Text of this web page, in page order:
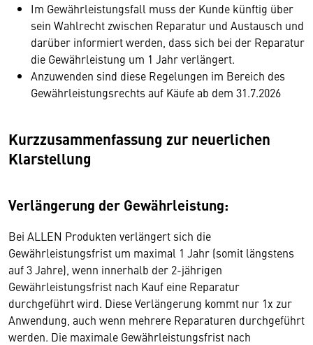
Im Gewährleistungsfall muss der Kunde künftig über
sein Wahlrecht zwischen Reparatur und Austausch und
darüber informiert werden, dass sich bei der Reparatur
die Gewährleistung um 1 Jahr verlängert.
Anzuwenden sind diese Regelungen im Bereich des
Gewährleistungsrechts auf Käufe ab dem 31.7.2026
Kurzzusammenfassung zur neuerlichen
Klarstellung
Verlängerung der Gewährleistung:
Bei ALLEN Produkten verlängert sich die
Gewährleistungsfrist um maximal 1 Jahr (somit längstens
auf 3 Jahre), wenn innerhalb der 2-jährigen
Gewährleistungsfrist nach Kauf eine Reparatur
durchgeführt wird. Diese Verlängerung kommt nur 1x zur
Anwendung, auch wenn mehrere Reparaturen durchgeführt
werden. Die maximale Gewährleistungsfrist nach